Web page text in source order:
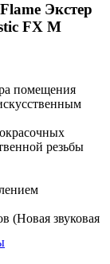
Экстер
FX M
помещения
резьбы
(Новая звуковая